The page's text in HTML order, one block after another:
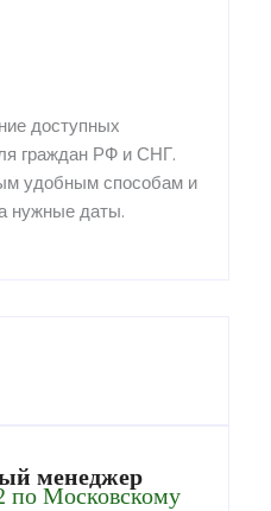
доступных
граждан РФ и СНГ.
удобным способам и
нужные даты.
менеджер
по Московскому